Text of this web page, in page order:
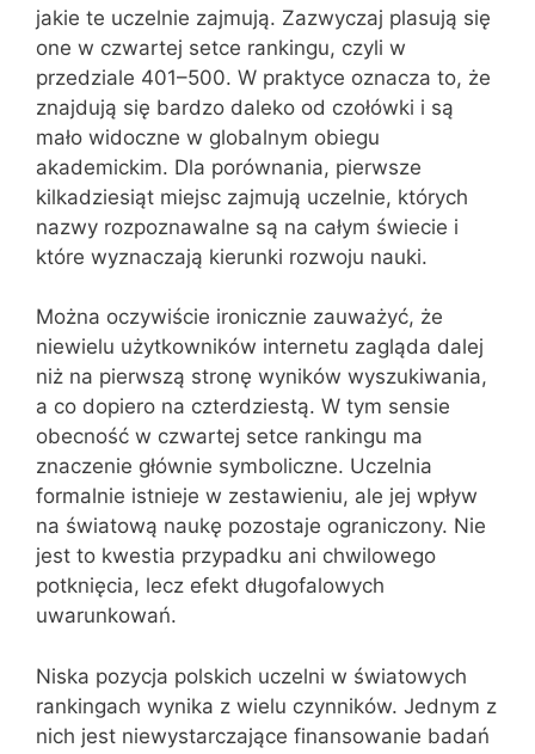
jakie te uczelnie zajmują. Zazwyczaj plasują się
one w czwartej setce rankingu, czyli w
przedziale 401–500. W praktyce oznacza to, że
znajdują się bardzo daleko od czołówki i są
mało widoczne w globalnym obiegu
akademickim. Dla porównania, pierwsze
kilkadziesiąt miejsc zajmują uczelnie, których
nazwy rozpoznawalne są na całym świecie i
które wyznaczają kierunki rozwoju nauki.
Można oczywiście ironicznie zauważyć, że
niewielu użytkowników internetu zagląda dalej
niż na pierwszą stronę wyników wyszukiwania,
a co dopiero na czterdziestą. W tym sensie
obecność w czwartej setce rankingu ma
znaczenie głównie symboliczne. Uczelnia
formalnie istnieje w zestawieniu, ale jej wpływ
na światową naukę pozostaje ograniczony. Nie
jest to kwestia przypadku ani chwilowego
potknięcia, lecz efekt długofalowych
uwarunkowań.
Niska pozycja polskich uczelni w światowych
rankingach wynika z wielu czynników. Jednym z
nich jest niewystarczające finansowanie badań